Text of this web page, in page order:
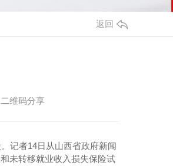
返回
二维码分享
记者14日从山西省政府新闻
未转移就业收入损失保险试